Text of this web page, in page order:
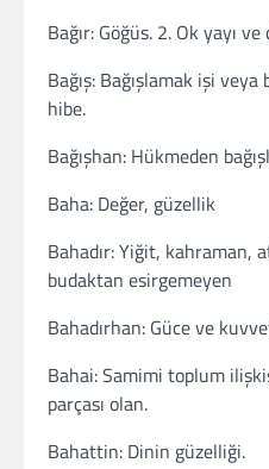
Bağır: Göğüs. 2. Ok yayı
Bağış: Bağışlamak işi
hibe.
Bağışhan: Hükmeden
Baha: Değer, güzellik
Bahadır: Yiğit, kahraman,
budaktan esirgemeyen
Bahadırhan: Güce ve
Bahai: Samimi toplum
parçası olan.
Bahattin: Dinin güzelliği.